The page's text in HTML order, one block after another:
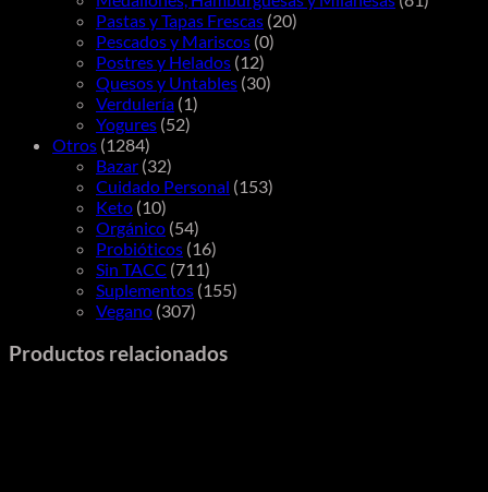
Pastas y Tapas Frescas (20)
Pescados y Mariscos (0)
Postres y Helados (12)
Quesos y Untables (30)
Verdulería (1)
Yogures (52)
Otros (1284)
Bazar (32)
Cuidado Personal (153)
Keto (10)
Orgánico (54)
Probióticos (16)
Sin TACC (711)
Suplementos (155)
Vegano (307)
Productos relacionados